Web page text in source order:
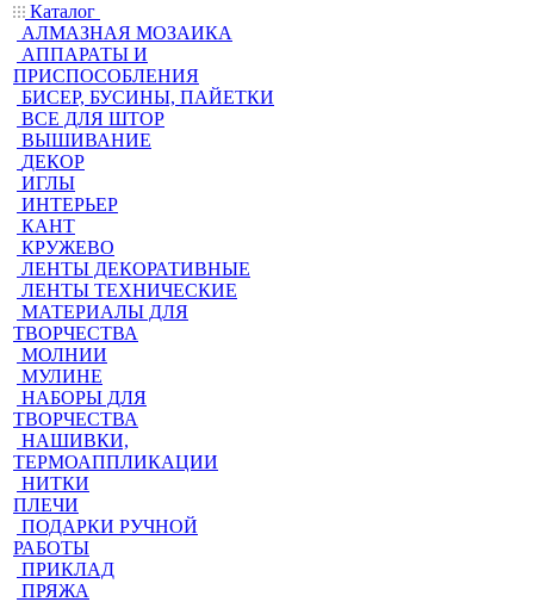
Каталог
АЛМАЗНАЯ МОЗАИКА
АППАРАТЫ И
ПРИСПОСОБЛЕНИЯ
БИСЕР, БУСИНЫ, ПАЙЕТКИ
ВСЕ ДЛЯ ШТОР
ВЫШИВАНИЕ
ДЕКОР
ИГЛЫ
ИНТЕРЬЕР
КАНТ
КРУЖЕВО
ЛЕНТЫ ДЕКОРАТИВНЫЕ
ЛЕНТЫ ТЕХНИЧЕСКИЕ
МАТЕРИАЛЫ ДЛЯ
ТВОРЧЕСТВА
МОЛНИИ
МУЛИНЕ
НАБОРЫ ДЛЯ
ТВОРЧЕСТВА
НАШИВКИ,
ТЕРМОАППЛИКАЦИИ
НИТКИ
ПЛЕЧИ
ПОДАРКИ РУЧНОЙ
РАБОТЫ
ПРИКЛАД
ПРЯЖА